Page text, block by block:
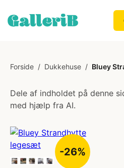
Forside / Dukkehuse / Bluey
Dele af indholdet på denne
med hjælp fra AI.
-26%